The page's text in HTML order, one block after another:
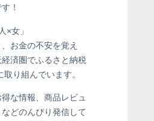
！
×女」
お金の不安を覚え
済圏でふるさと納税
り組んでいます。
な情報、商品レビュ
どのんびり発信して